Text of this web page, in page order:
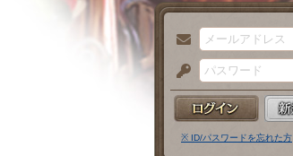
メ
ー
ル
ア
パ
ス
※ ID/パスワードを忘れた方